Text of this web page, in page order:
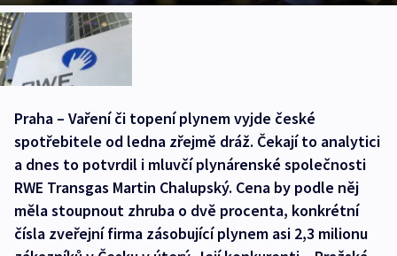
Praha – Vaření či topení plynem vyjde české
spotřebitele od ledna zřejmě dráž. Čekají to analytici
a dnes to potvrdil i mluvčí plynárenské společnosti
RWE Transgas Martin Chalupský. Cena by podle něj
měla stoupnout zhruba o dvě procenta, konkrétní
čísla zveřejní firma zásobující plynem asi 2,3 milionu